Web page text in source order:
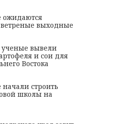
ожидаются
выходные
ученые вывели
и сои для
Востока
начали строить
школы на